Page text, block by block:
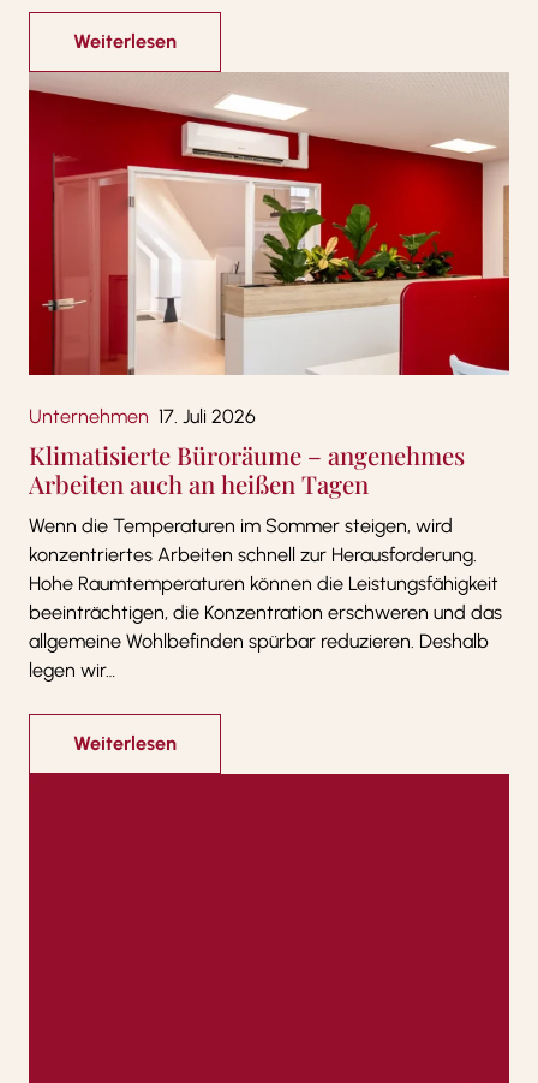
Weiterlesen
Unternehmen 17. Juli 2026
Klimatisierte Büroräume – angenehmes
Arbeiten auch an heißen Tagen
Wenn die Temperaturen im Sommer steigen, wird
konzentriertes Arbeiten schnell zur Herausforderung.
Hohe Raumtemperaturen können die Leistungsfähigkeit
beeinträchtigen, die Konzentration erschweren und das
allgemeine Wohlbefinden spürbar reduzieren. Deshalb
legen wir…
Weiterlesen